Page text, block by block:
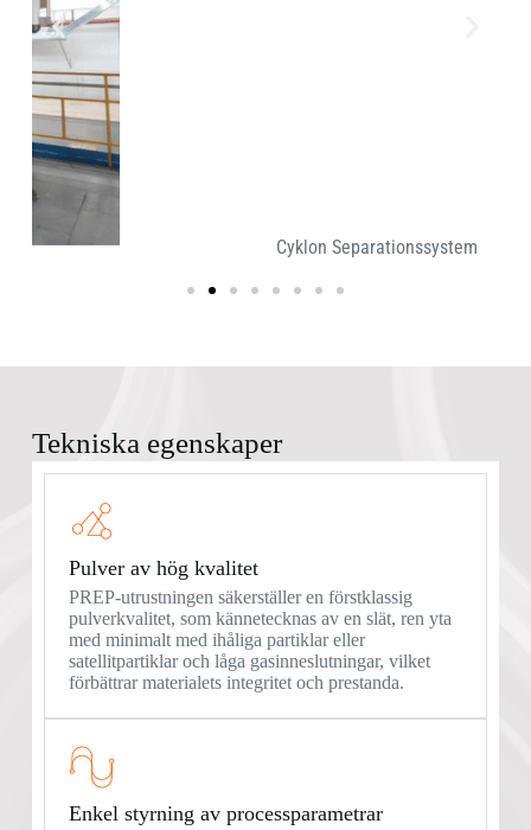
Cyklon Separationssystem
Tekniska egenskaper
Pulver av hög kvalitet
PREP-utrustningen säkerställer en förstklassig
pulverkvalitet, som kännetecknas av en slät, ren yta
med minimalt med ihåliga partiklar eller
satellitpartiklar och låga gasinneslutningar, vilket
förbättrar materialets integritet och prestanda.
Enkel styrning av processparametrar